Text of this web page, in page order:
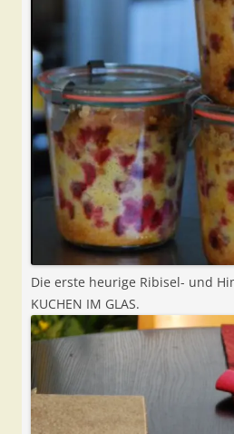
Die erste heurige Ribisel- und
KUCHEN IM GLAS.